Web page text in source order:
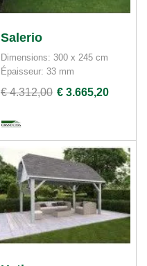
Salerio
Dimensions: 300 x 245 cm
Épaisseur: 33 mm
€ 4.312,00 € 3.665,20